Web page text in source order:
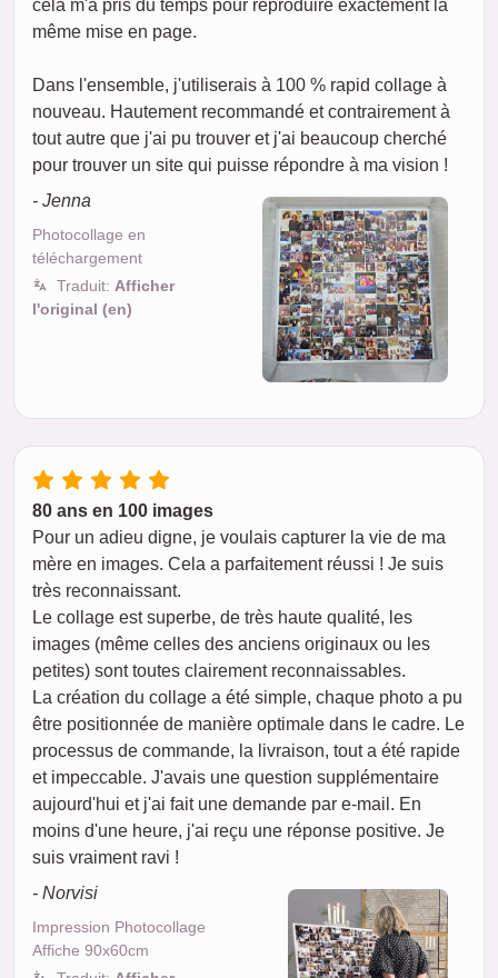
cela m'a pris du temps pour reproduire exactement la
même mise en page.
Dans l'ensemble, j'utiliserais à 100 % rapid collage à
nouveau. Hautement recommandé et contrairement à
tout autre que j'ai pu trouver et j'ai beaucoup cherché
pour trouver un site qui puisse répondre à ma vision !
- Jenna
Photocollage en
téléchargement
Traduit: Afficher
l'original (en)
80 ans en 100 images
Pour un adieu digne, je voulais capturer la vie de ma
mère en images. Cela a parfaitement réussi ! Je suis
très reconnaissant.
Le collage est superbe, de très haute qualité, les
images (même celles des anciens originaux ou les
petites) sont toutes clairement reconnaissables.
La création du collage a été simple, chaque photo a pu
être positionnée de manière optimale dans le cadre. Le
processus de commande, la livraison, tout a été rapide
et impeccable. J'avais une question supplémentaire
aujourd'hui et j'ai fait une demande par e-mail. En
moins d'une heure, j'ai reçu une réponse positive. Je
suis vraiment ravi !
- Norvisi
Impression Photocollage
Affiche 90x60cm